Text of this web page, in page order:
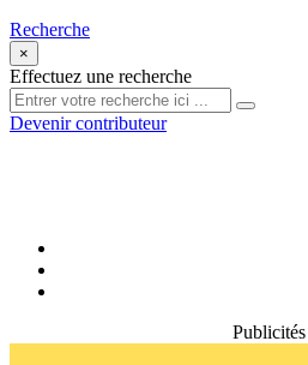
Recherche
×
Effectuez une recherche
Devenir contributeur
Publicités